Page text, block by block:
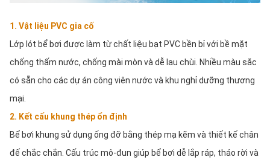
1. Vật liệu PVC gia cố
Lớp lót bể bơi được làm từ chất liệu bạt PVC bền bỉ với bề mặt
chống thấm nước, chống mài mòn và dễ lau chùi. Nhiều màu sắc
có sẵn cho các dự án công viên nước và khu nghỉ dưỡng thương
mại.
2. Kết cấu khung thép ổn định
Bể bơi khung sử dụng ống đỡ bằng thép mạ kẽm và thiết kế chân
đế chắc chắn. Cấu trúc mô-đun giúp bể bơi dễ lắp ráp, tháo rời và